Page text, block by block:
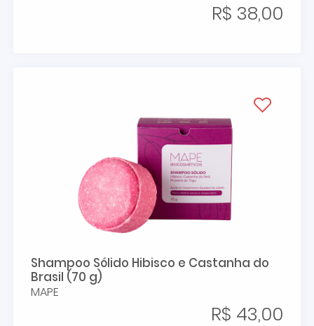
R$ 38,00
Shampoo Sólido Hibisco e Castanha do
Brasil (70 g)
MAPE
R$ 43,00